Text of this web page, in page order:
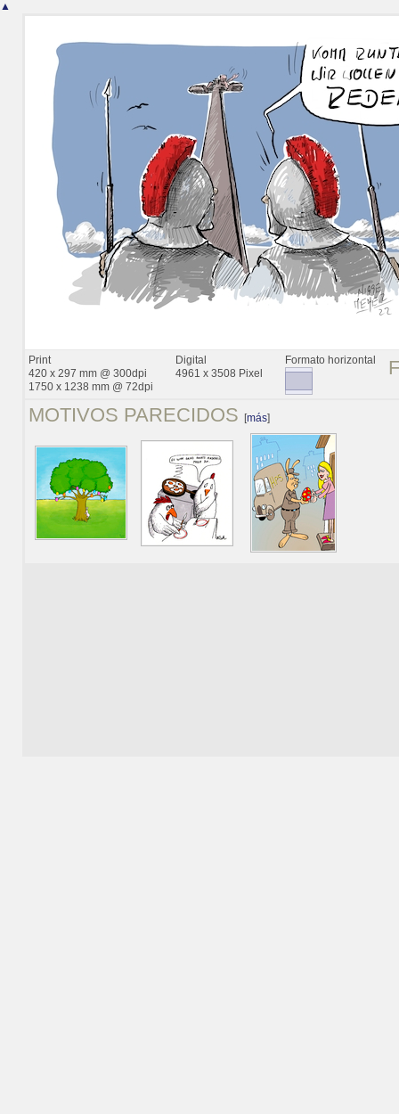
▲
Print
420 x 297 mm @ 300dpi
1750 x 1238 mm @ 72dpi
Digital
4961 x 3508 Pixel
Formato horizontal
MOTIVOS PARECIDOS [más]